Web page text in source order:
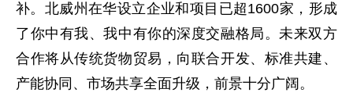
补。北威州在华设立企业和项目已超1600家，形成
了你中有我、我中有你的深度交融格局。未来双方
合作将从传统货物贸易，向联合开发、标准共建、
产能协同、市场共享全面升级，前景十分广阔。